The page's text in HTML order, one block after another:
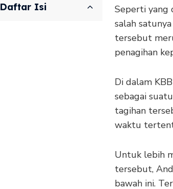
Daftar Isi
Seperti yang
salah
tersebut
penagihan
Di dalam
sebagai
tagihan
waktu
Untuk lebih
tersebut,
bawah ini.